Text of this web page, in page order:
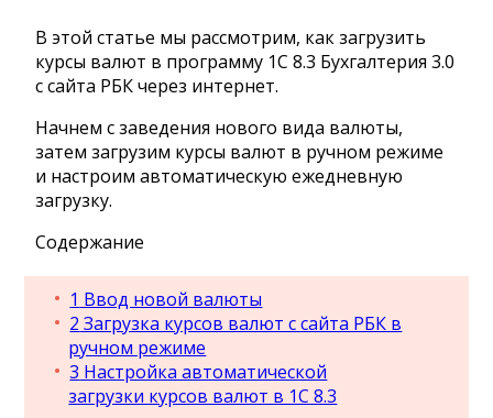
В этой статье мы рассмотрим, как загрузить
курсы валют в программу 1С 8.3 Бухгалтерия 3.0
с сайта РБК через интернет.
Начнем с заведения нового вида валюты,
затем загрузим курсы валют в ручном режиме
и настроим автоматическую ежедневную
загрузку.
Содержание
1 Ввод новой валюты
2 Загрузка курсов валют с сайта РБК в
ручном режиме
3 Настройка автоматической
загрузки курсов валют в 1С 8.3